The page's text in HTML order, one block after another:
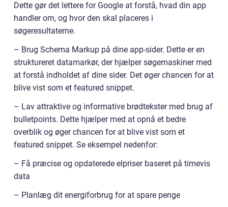
Dette gør det lettere for Google at forstå, hvad din app
handler om, og hvor den skal placeres i
søgeresultaterne.
– Brug Schema Markup på dine app-sider. Dette er en
struktureret datamarkør, der hjælper søgemaskiner med
at forstå indholdet af dine sider. Det øger chancen for at
blive vist som et featured snippet.
– Lav attraktive og informative brødtekster med brug af
bulletpoints. Dette hjælper med at opnå et bedre
overblik og øger chancen for at blive vist som et
featured snippet. Se eksempel nedenfor:
– Få præcise og opdaterede elpriser baseret på timevis
data
– Planlæg dit energiforbrug for at spare penge